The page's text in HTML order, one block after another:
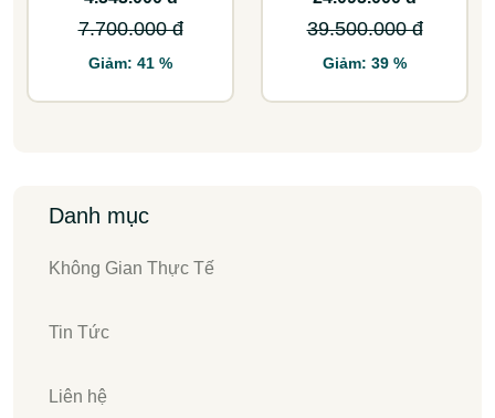
7.700.000 đ
Giảm: 41 %
39.500.000 đ
Giảm: 39 %
Danh mục
Không Gian Thực Tế
Tin Tức
Liên hệ